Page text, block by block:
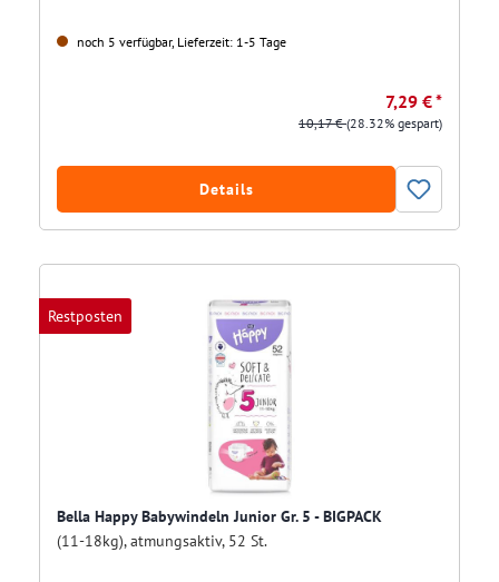
noch 5 verfügbar, Lieferzeit: 1-5 Tage
7,29 € *
10,17 €(28.32% gespart)
Details
Restposten
Bella Happy Babywindeln Junior Gr. 5 - BIGPACK
(11-18kg), atmungsaktiv, 52 St.